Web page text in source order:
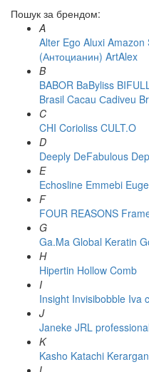
Пошук за брендом:
A
Alter Ego Aluxi Amazon
(Антоцианин) ArtAlex
B
BABOR BaByliss
Brasil Cacau Сadiveu
C
CHI Corioliss CULT.O
D
Deeply DeFabulous
E
Echosline Emmebi
F
FOUR REASONS
G
Ga.Ma Global Keratin
H
Hipertin Hollow Comb
I
Insight Invisibobble Iva
J
Janeke JRL professional
K
Kasho Katachi